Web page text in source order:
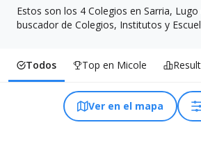
Estos son los 4 Colegios en Sarria,
buscador de Colegios, Institutos y
Todos Top en Micole
Ver en el mapa